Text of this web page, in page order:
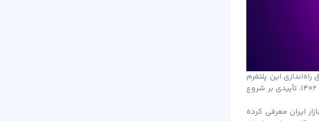
دقیق راه‌اندازی این پلتفرم
به صورت عمومی اعلام نشده، اما انتشار یک پست در مجله داخلی صرافی در تاریخ ۴ آبان ۱۴۰۲، تأییدی بر شروع
در بازار ایران معرفی کرده